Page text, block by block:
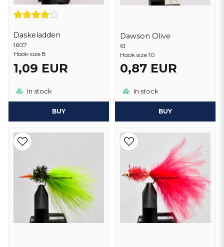
Daskeladden
1607
Hook size 8
1,09 EUR
In stock
BUY
Dawson Olive
61
Hook size 10
0,87 EUR
In stock
BUY